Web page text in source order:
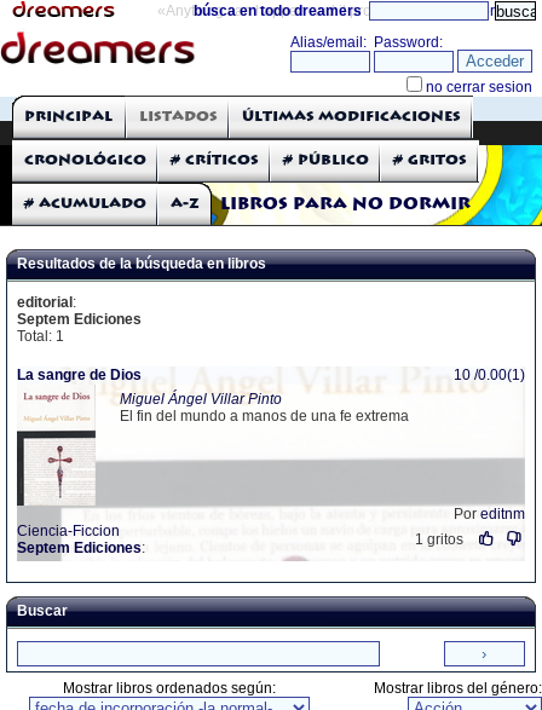
«Anything can happen and it probably will» directorio
búsca en todo dreamers
THE DREAMERS
Críticas: Libros
Libros para no dormir
Principal Listados Últimas modificaciones
Cronológico # Críticos # Público # Gritos
# Acumulado A-Z
Resultados de la búsqueda en libros
editorial :
Septem Ediciones
Total: 1
La sangre de Dios
10 /0.00(1)
Miguel Ángel Villar Pinto
El fin del mundo a manos de una fe extrema
Por editnm
Ciencia-Ficcion
Septem Ediciones: 1 gritos
Buscar
Mostrar libros ordenados según: Mostrar libros del género: